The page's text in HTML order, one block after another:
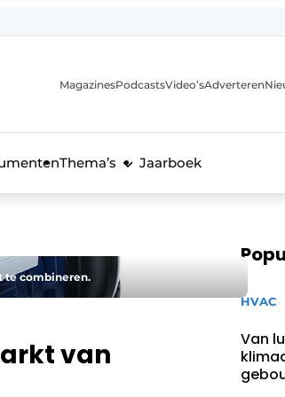
MagazinesPodcastsVideo’sAdverteren
Thema’s Jaarboek
te combineren.
van
HVAC
Van